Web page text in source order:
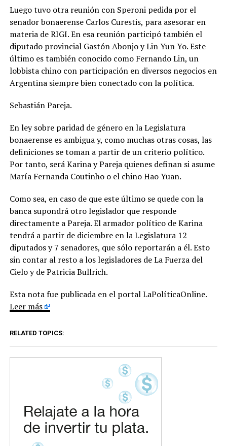
Luego tuvo otra reunión con Speroni pedida por el
senador bonaerense Carlos Curestis, para asesorar en
materia de RIGI. En esa reunión participó también el
diputado provincial Gastón Abonjo y Lin Yun Yo. Este
último es también conocido como Fernando Lin, un
lobbista chino con participación en diversos negocios en
Argentina siempre bien conectado con la política.
Sebastián Pareja.
En ley sobre paridad de género en la Legislatura
bonaerense es ambigua y, como muchas otras cosas, las
definiciones se toman a partir de un criterio político.
Por tanto, será Karina y Pareja quienes definan si asume
María Fernanda Coutinho o el chino Hao Yuan.
Como sea, en caso de que este último se quede con la
banca supondrá otro legislador que responde
directamente a Pareja. El armador político de Karina
tendrá a partir de diciembre en la Legislatura 12
diputados y 7 senadores, que sólo reportarán a él. Esto
sin contar al resto a los legisladores de La Fuerza del
Cielo y de Patricia Bullrich.
Esta nota fue publicada en el portal LaPolíticaOnline.
Leer más
RELATED TOPICS: